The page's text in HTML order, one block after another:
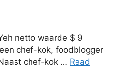
netto waarde $ 9
chef-kok, foodblogger
chef-kok … Read